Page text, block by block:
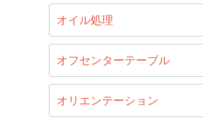
オイル処理
オフセンターテーブル
オリエンテーション